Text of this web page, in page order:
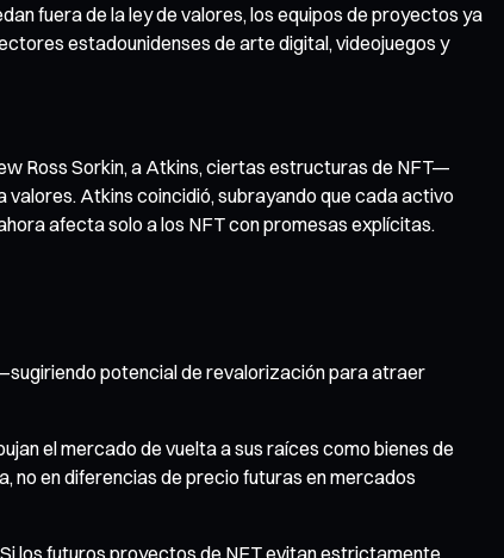
fuera de la ley de valores, los equipos de proyectos ya
estadounidenses de arte digital, videojuegos y
Ross Sorkin, a Atkins, ciertas estructuras de NFT—
Atkins coincidió, subrayando que cada activo
afecta solo a los NFT con promesas explícitas.
potencial de revalorización para atraer
el mercado de vuelta a sus raíces como bienes de
no en diferencias de precio futuras en mercados
los futuros proyectos de NFT evitan estrictamente